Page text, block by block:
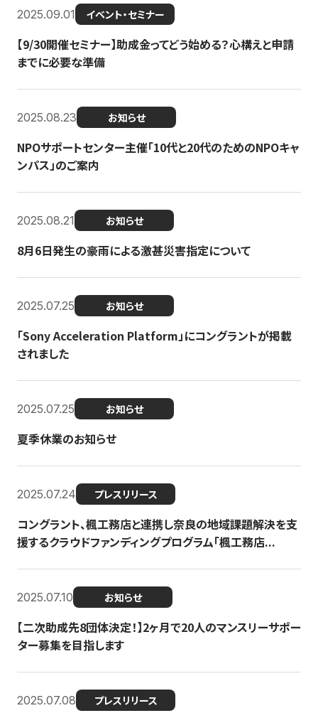
2025.09.01 イベント・セミナー
【9/30開催セミナー】助成金ってどう始める？心構えと申請
までに必要な準備
2025.08.23 お知らせ
NPOサポートセンター主催「10代と20代のためのNPOキャ
ンパス」のご案内
2025.08.21 お知らせ
8月6日発生の豪雨による激甚災害指定について
2025.07.25 お知らせ
「Sony Acceleration Platform」にコングラントが掲載
されました
2025.07.25 お知らせ
夏季休業のお知らせ
2025.07.24 プレスリリース
コングラント、楓工務店と連携し奈良の地域課題解決を支
援するクラウドファンディングプログラム「楓工務店...
2025.07.10 お知らせ
【二次助成先8団体決定！】2ヶ月で20人のマンスリーサポー
ター募集を目指します
2025.07.08 プレスリリース